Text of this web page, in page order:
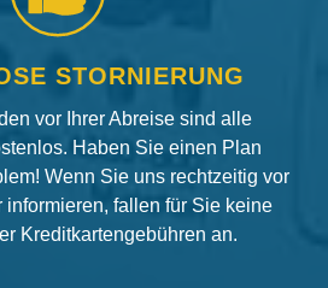
STORNIERUNG
vor Ihrer Abreise sind alle
Haben Sie einen Plan
Wenn Sie uns rechtzeitig vor
informieren, fallen für Sie keine
Kreditkartengebühren an.